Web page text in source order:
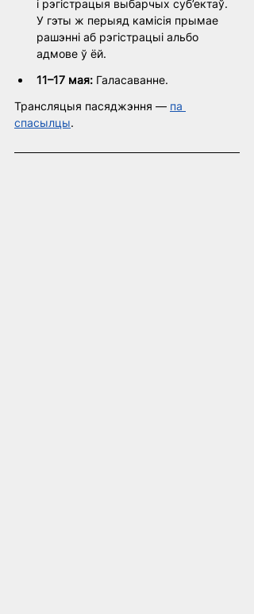
і рэгістрацыя выбарчых суб’ектаў.
У гэты ж перыяд камісія прымае
рашэнні аб рэгістрацыі альбо
адмове ў ёй.
11–17 мая: Галасаванне.
Трансляцыя пасяджэння — па
спасылцы.